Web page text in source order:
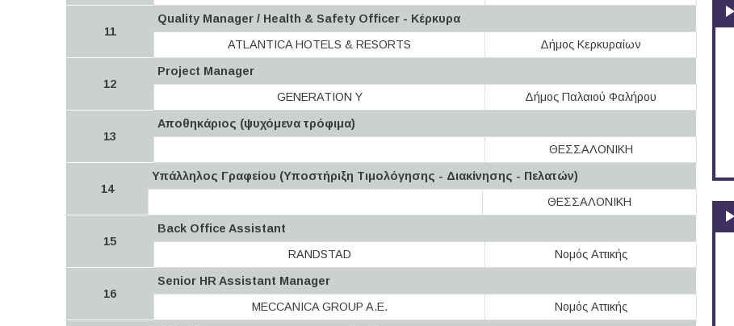
11
Quality Μanager / Health & Safety Officer - Κέρκυρα
ATLANTICA HOTELS & RESORTS
Δήμος Κερκυραίων
12
Project Manager
GENERATION Y
Δήμος Παλαιού Φαλήρου
13
Αποθηκάριος (ψυχόμενα τρόφιμα)
ΘΕΣΣΑΛΟΝΙΚΗ
14
Υπάλληλος Γραφείου (Υποστήριξη Τιμολόγησης - Διακίνησης - Πελατών)
ΘΕΣΣΑΛΟΝΙΚΗ
15
Back Office Assistant
RANDSTAD
Νομός Αττικής
16
Senior HR Assistant Manager
MECCANICA GROUP A.E.
Νομός Αττικής